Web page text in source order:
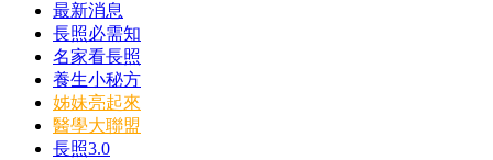
最新消息
長照必需知
名家看長照
養生小秘方
姊妹亮起來
醫學大聯盟
長照3.0